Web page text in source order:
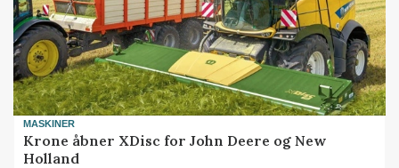
MASKINER
Krone åbner XDisc for John Deere og New
Holland